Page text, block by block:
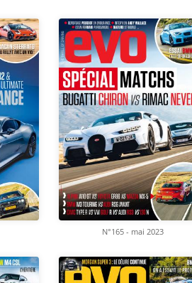
N°165 - mai 2023